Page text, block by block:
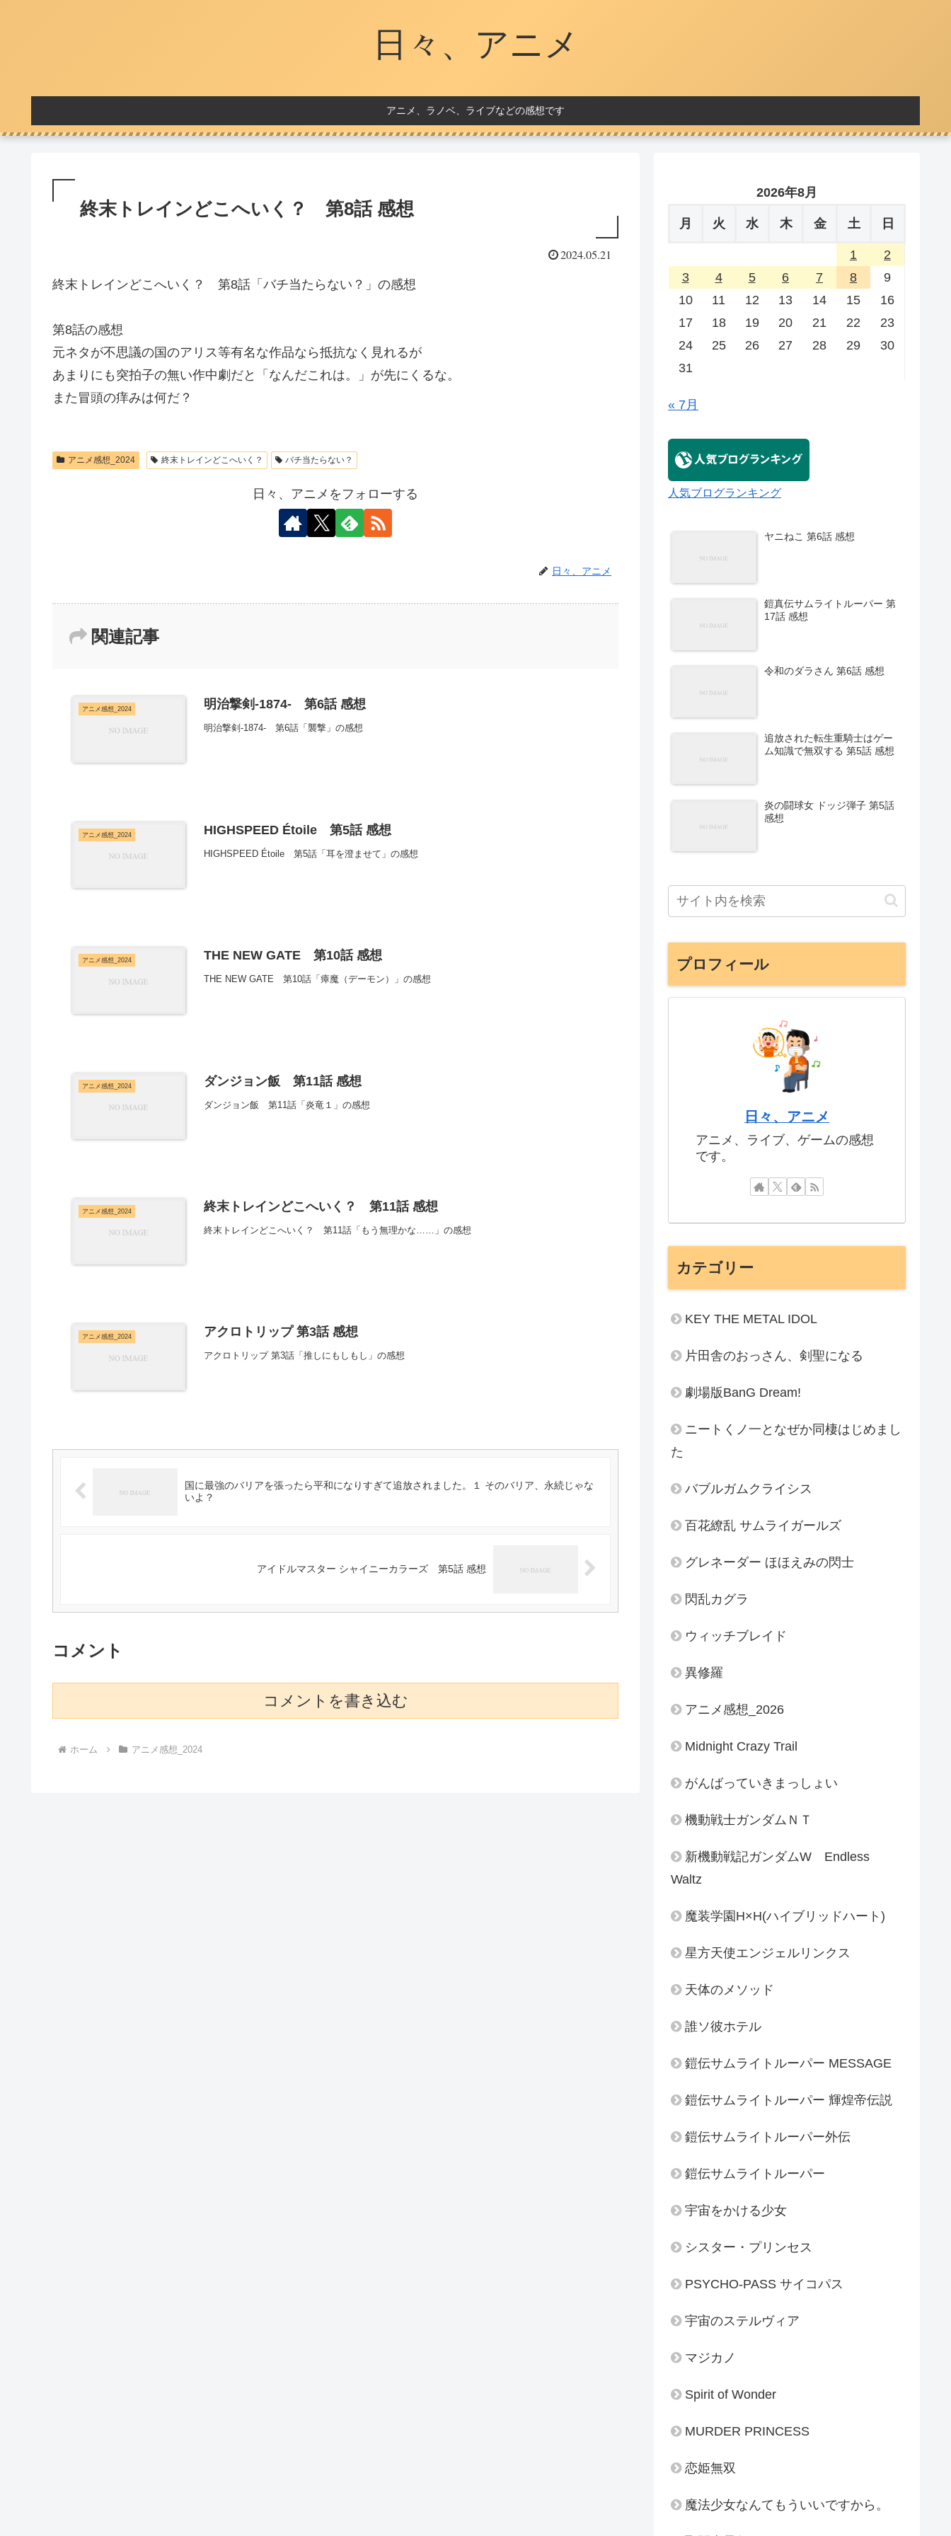
日々、アニメ
アニメ、ラノベ、ライブなどの感想です
終末トレインどこへいく？ 第8話 感想
2024.05.21
終末トレインどこへいく？ 第8話「バチ当たらない？」の感想
第8話の感想
元ネタが不思議の国のアリス等有名な作品なら抵抗なく見れるが
あまりにも突拍子の無い作中劇だと「なんだこれは。」が先にくるな。
また冒頭の痒みは何だ？
アニメ感想_2024 終末トレインどこへいく？ バチ当たらない？
日々、アニメをフォローする
日々、アニメ
関連記事
アニメ感想_2024 明治撃剣-1874- 第6話 感想
明治撃剣-1874- 第6話「襲撃」の感想
アニメ感想_2024 HIGHSPEED Étoile 第5話 感想
HIGHSPEED Étoile 第5話「耳を澄ませて」の感想
アニメ感想_2024 THE NEW GATE 第10話 感想
THE NEW GATE 第10話「瘴魔（デーモン）」の感想
アニメ感想_2024 ダンジョン飯 第11話 感想
ダンジョン飯 第11話「炎竜１」の感想
アニメ感想_2024 終末トレインどこへいく？ 第11話 感想
終末トレインどこへいく？ 第11話「もう無理かな……」の感想
アニメ感想_2024 アクロトリップ 第3話 感想
アクロトリップ 第3話「推しにもしもし」の感想
国に最強のバリアを張ったら平和になりすぎて追放されました。１ そのバリア、永続じゃな
いよ？
アイドルマスター シャイニーカラーズ 第5話 感想
コメント
コメントを書き込む
ホーム アニメ感想_2024
2026年8月
月 火 水 木 金 土 日
1
2
3
4 5 6 7 8
9
10
11 12 13 14 15
16
17
18 19 20 21 22
23
24
25 26 27 28 29
30
31
« 7月
人気ブログランキング
ヤニねこ 第6話 感想
鎧真伝サムライトルーパー 第
17話 感想
令和のダラさん 第6話 感想
追放された転生重騎士はゲー
ム知識で無双する 第5話 感想
炎の闘球女 ドッジ弾子 第5話
感想
プロフィール
日々、アニメ
アニメ、ライブ、ゲームの感想
です。
カテゴリー
KEY THE METAL IDOL
片田舎のおっさん、剣聖になる
劇場版BanG Dream!
ニートくノ一となぜか同棲はじめまし
た
バブルガムクライシス
百花繚乱 サムライガールズ
グレネーダー ほほえみの閃士
閃乱カグラ
ウィッチブレイド
異修羅
アニメ感想_2026
Midnight Crazy Trail
がんばっていきまっしょい
機動戦士ガンダムＮＴ
新機動戦記ガンダムW Endless
Waltz
魔装学園H×H(ハイブリッドハート)
星方天使エンジェルリンクス
天体のメソッド
誰ソ彼ホテル
鎧伝サムライトルーパー MESSAGE
鎧伝サムライトルーパー 輝煌帝伝説
鎧伝サムライトルーパー外伝
鎧伝サムライトルーパー
宇宙をかける少女
シスター・プリンセス
PSYCHO-PASS サイコパス
宇宙のステルヴィア
マジカノ
Spirit of Wonder
MURDER PRINCESS
恋姫無双
魔法少女なんてもういいですから。